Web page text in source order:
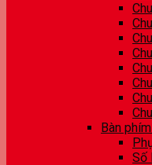
Bàn
Số